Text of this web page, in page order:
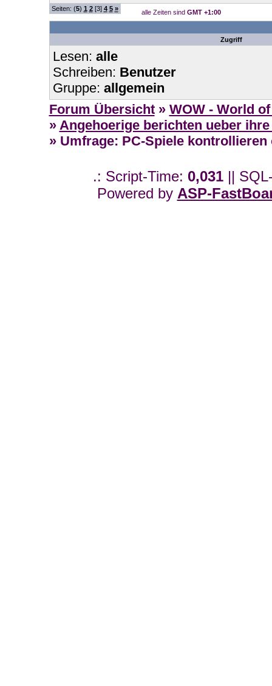
Seiten: (5) 1 2[3] 4 5 » alle Zeiten sind GMT +1:00
Zugriff
Lesen: alle
Schreiben: Benutzer
Gruppe: allgemein
Forum Übersicht » WOW - World
» Angehoerige berichten ueber
» Umfrage: PC-Spiele kontrollieren
.: Script-Time: 0,031 ||
Powered by ASP-